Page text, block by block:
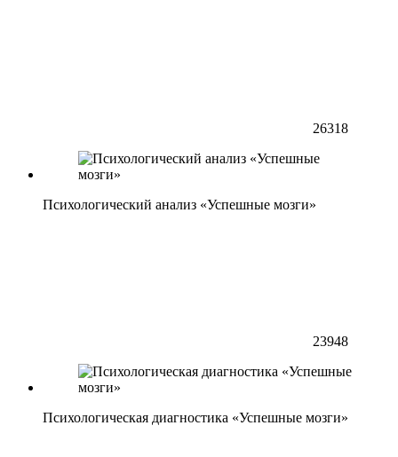
26318
Психологический анализ «Успешные мозги»
23948
Психологическая диагностика «Успешные мозги»